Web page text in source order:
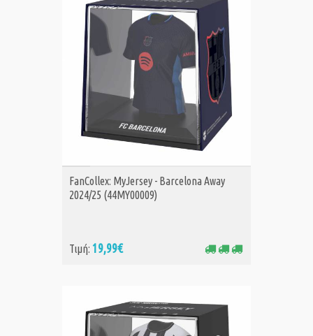
ΑΓΟΡΑ
FanCollex: MyJersey - Barcelona Away
2024/25 (44MY00009)
Τιμή: 19,99€